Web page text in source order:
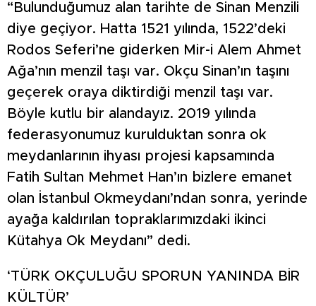
“Bulunduğumuz alan tarihte de Sinan Menzili
diye geçiyor. Hatta 1521 yılında, 1522’deki
Rodos Seferi’ne giderken Mir-i Alem Ahmet
Ağa’nın menzil taşı var. Okçu Sinan’ın taşını
geçerek oraya diktirdiği menzil taşı var.
Böyle kutlu bir alandayız. 2019 yılında
federasyonumuz kurulduktan sonra ok
meydanlarının ihyası projesi kapsamında
Fatih Sultan Mehmet Han’ın bizlere emanet
olan İstanbul Okmeydanı’ndan sonra, yerinde
ayağa kaldırılan topraklarımızdaki ikinci
Kütahya Ok Meydanı” dedi.
‘TÜRK OKÇULUĞU SPORUN YANINDA BİR
KÜLTÜR’